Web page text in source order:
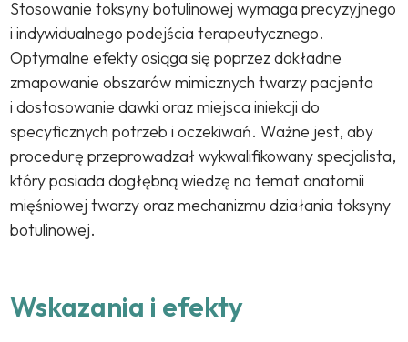
Stosowanie toksyny botulinowej wymaga precyzyjnego
i indywidualnego podejścia terapeutycznego.
Optymalne efekty osiąga się poprzez dokładne
zmapowanie obszarów mimicznych twarzy pacjenta
i dostosowanie dawki oraz miejsca iniekcji do
specyficznych potrzeb i oczekiwań. Ważne jest, aby
procedurę przeprowadzał wykwalifikowany specjalista,
który posiada dogłębną wiedzę na temat anatomii
mięśniowej twarzy oraz mechanizmu działania toksyny
botulinowej.
Wskazania i efekty